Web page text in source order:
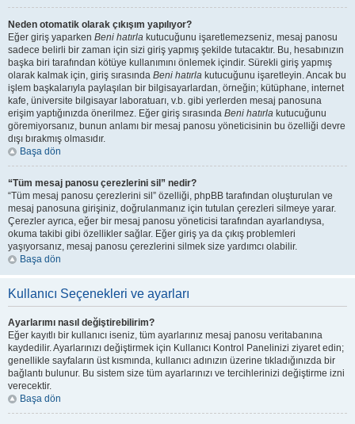
Neden otomatik olarak çıkışım yapılıyor?
Eğer giriş yaparken Beni hatırla kutucuğunu işaretlemezseniz, mesaj panosu
sadece belirli bir zaman için sizi giriş yapmış şekilde tutacaktır. Bu, hesabınızın
başka biri tarafından kötüye kullanımını önlemek içindir. Sürekli giriş yapmış
olarak kalmak için, giriş sırasında Beni hatırla kutucuğunu işaretleyin. Ancak bu
işlem başkalarıyla paylaşılan bir bilgisayarlardan, örneğin; kütüphane, internet
kafe, üniversite bilgisayar laboratuarı, v.b. gibi yerlerden mesaj panosuna
erişim yaptığınızda önerilmez. Eğer giriş sırasında Beni hatırla kutucuğunu
göremiyorsanız, bunun anlamı bir mesaj panosu yöneticisinin bu özelliği devre
dışı bırakmış olmasıdır.
Başa dön
“Tüm mesaj panosu çerezlerini sil” nedir?
“Tüm mesaj panosu çerezlerini sil” özelliği, phpBB tarafından oluşturulan ve
mesaj panosuna girişiniz, doğrulanmanız için tutulan çerezleri silmeye yarar.
Çerezler ayrıca, eğer bir mesaj panosu yöneticisi tarafından ayarlandıysa,
okuma takibi gibi özellikler sağlar. Eğer giriş ya da çıkış problemleri
yaşıyorsanız, mesaj panosu çerezlerini silmek size yardımcı olabilir.
Başa dön
Kullanıcı Seçenekleri ve ayarları
Ayarlarımı nasıl değiştirebilirim?
Eğer kayıtlı bir kullanıcı iseniz, tüm ayarlarınız mesaj panosu veritabanına
kaydedilir. Ayarlarınızı değiştirmek için Kullanıcı Kontrol Panelinizi ziyaret edin;
genellikle sayfaların üst kısmında, kullanıcı adınızın üzerine tıkladığınızda bir
bağlantı bulunur. Bu sistem size tüm ayarlarınızı ve tercihlerinizi değiştirme izni
verecektir.
Başa dön